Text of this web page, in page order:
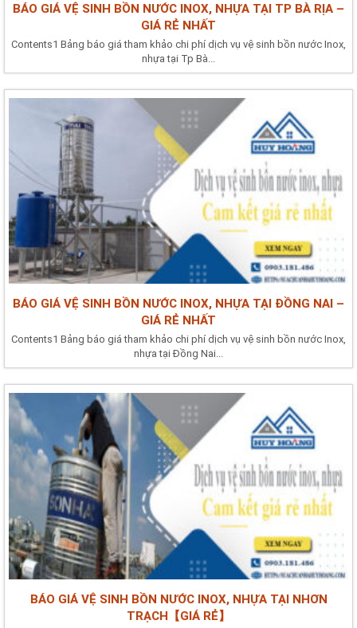
BÁO GIÁ VỆ SINH BỒN NƯỚC INOX, NHỰA TẠI TP BÀ RỊA –
GIÁ RẺ NHẤT
Contents1 Bảng báo giá tham khảo chi phí dịch vụ vệ sinh bồn nước Inox,
nhựa tại Tp Bà...
BÁO GIÁ VỆ SINH BỒN NƯỚC INOX, NHỰA TẠI ĐỒNG NAI –
GIÁ RẺ NHẤT
Contents1 Bảng báo giá tham khảo chi phí dịch vụ vệ sinh bồn nước Inox,
nhựa tại Đồng Nai...
BÁO GIÁ VỆ SINH BỒN NƯỚC INOX, NHỰA TẠI NHƠN
TRẠCH【GIÁ RẺ】